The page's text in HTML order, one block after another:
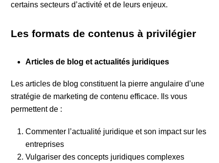
certains secteurs d’activité et de leurs enjeux.
Les formats de contenus à privilégier
Articles de blog et actualités juridiques
Les articles de blog constituent la pierre angulaire d’une
stratégie de marketing de contenu efficace. Ils vous
permettent de :
Commenter l’actualité juridique et son impact sur les
entreprises
Vulgariser des concepts juridiques complexes